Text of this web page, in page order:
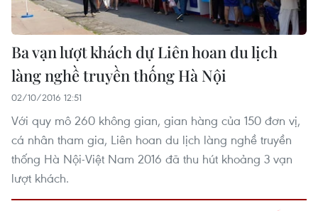
Ba vạn lượt khách dự Liên hoan du lịch
làng nghề truyền thống Hà Nội
02/10/2016 12:51
Với quy mô 260 không gian, gian hàng của 150 đơn vị,
cá nhân tham gia, Liên hoan du lịch làng nghề truyền
thống Hà Nội-Việt Nam 2016 đã thu hút khoảng 3 vạn
lượt khách.